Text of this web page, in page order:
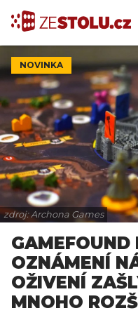
NOVINKA
zdroj: Archona Games
GAMEFOUND
OZNÁMENÍ
OŽIVENÍ
MNOHO